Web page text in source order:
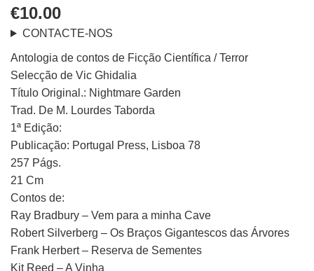
€10.00
CONTACTE-NOS
Antologia de contos de Ficção Científica / Terror
Selecção de Vic Ghidalia
Título Original.: Nightmare Garden
Trad. De M. Lourdes Taborda
1ª Edição:
Publicação: Portugal Press, Lisboa 78
257 Págs.
21 Cm
Contos de:
Ray Bradbury – Vem para a minha Cave
Robert Silverberg – Os Braços Gigantescos das Árvores
Frank Herbert – Reserva de Sementes
Kit Reed – A Vinha